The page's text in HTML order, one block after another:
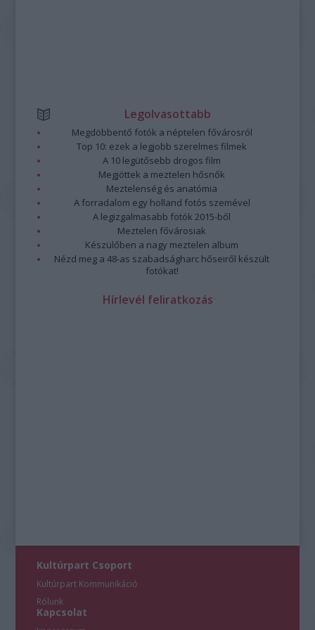
Legolvasottabb
Megdöbbentő fotók a néptelen fővárosról
Top 10: ezek a legjobb szerelmes filmek
A 10 legütősebb drogos film
Megjöttek a meztelen hősnők
Meztelenség és anatómia
A forradalom egy holland fotós szemével
A legizgalmasabb fotók 2015-ből
Meztelen fővárosiak
Készülőben a nagy meztelen album
Nézd meg a 48-as szabadságharc hőseiről készült
fotókat!
Hírlevél feliratkozás
Kultúrpart Csoport
Kultúrpart Kommunikáció
Rólunk
Kapcsolat